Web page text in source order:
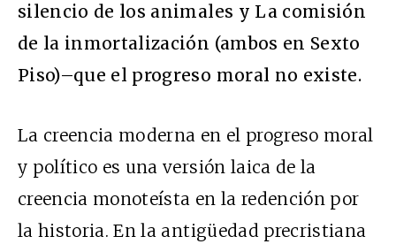
silencio de los animales y La comisión
de la inmortalización (ambos en Sexto
Piso)–que el progreso moral no existe.
La creencia moderna en el progreso moral
y político es una versión laica de la
creencia monoteísta en la redención por
la historia. En la antigüedad precristiana